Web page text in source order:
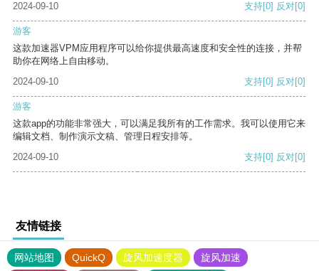
2024-09-10 支持[0] 反对[0]
游客
这款加速器VPM应用程序可以给你提供最高速度和安全性的连接，并帮
助你在网络上自由移动。
2024-09-10
支持[0] 反对[0]
游客
这款app的功能非常强大，可以满足我所有的工作需求。我可以使用它来
编辑文档、制作演示文稿、管理日程安排等。
2024-09-10
支持[0] 反对[0]
友情链接
网站地图 QuickQ 旋风加速度器
旋风加速